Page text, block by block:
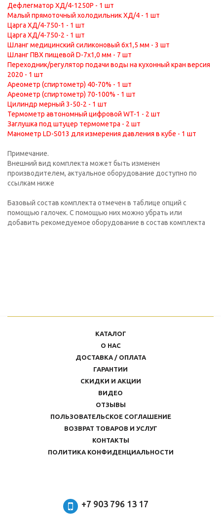
Дефлегматор ХД/4-1250Р - 1 шт
Малый прямоточный холодильник ХД/4 - 1 шт
Царга ХД/4-750-1 - 1 шт
Царга ХД/4-750-2 - 1 шт
Шланг медицинский силиконовый 6х1,5 мм - 3 шт
Шланг ПВХ пищевой D-7х1,0 мм - 7 шт
Переходник/регулятор подачи воды на кухонный кран версия
2020 - 1 шт
Ареометр (спиртометр) 40-70% - 1 шт
Ареометр (спиртометр) 70-100% - 1 шт
Цилиндр мерный 3-50-2 - 1 шт
Термометр автономный цифровой WT-1 - 2 шт
Заглушка под штуцер термометра - 2 шт
Манометр LD-S013 для измерения давления в кубе - 1 шт
Примечание.
Внешний вид комплекта может быть изменен
производителем, актуальное оборудование доступно по
ссылкам ниже
Базовый состав комплекта отмечен в таблице опций с
помощью галочек. С помощью них можно убрать или
добавить рекомедуемое оборудование в состав комплекта
КАТАЛОГ
О НАС
ДОСТАВКА / ОПЛАТА
ГАРАНТИИ
СКИДКИ И АКЦИИ
ВИДЕО
ОТЗЫВЫ
ПОЛЬЗОВАТЕЛЬСКОЕ СОГЛАШЕНИЕ
ВОЗВРАТ ТОВАРОВ И УСЛУГ
КОНТАКТЫ
ПОЛИТИКА КОНФИДЕНЦИАЛЬНОСТИ
+7 903 796 13 17